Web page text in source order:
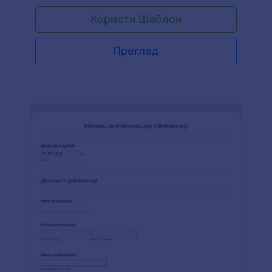
образац са многим CRM системима као што су
Salesforce, HubSpot, Pipedrive и многи други.
Користи Шаблон
Преглед